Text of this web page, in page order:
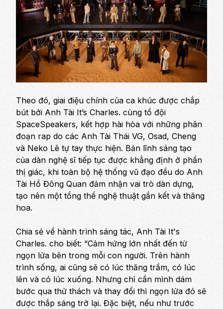
Theo đó, giai điệu chính của ca khúc được chắp
bút bởi Anh Tài It’s Charles. cùng tổ đội
SpaceSpeakers, kết hợp hài hòa với những phân
đoạn rap do các Anh Tài Thái VG, Osad, Cheng
và Neko Lê tự tay thực hiện. Bản lĩnh sáng tạo
của dàn nghệ sĩ tiếp tục được khẳng định ở phần
thị giác, khi toàn bộ hệ thống vũ đạo đều do Anh
Tài Hồ Đông Quan đảm nhận vai trò dàn dựng,
tạo nên một tổng thể nghệ thuật gắn kết và thăng
hoa.
Chia sẻ về hành trình sáng tác, Anh Tài It's
Charles. cho biết: “Cảm hứng lớn nhất đến từ
ngọn lửa bên trong mỗi con người. Trên hành
trình sống, ai cũng sẽ có lúc thăng trầm, có lúc
lên và có lúc xuống. Nhưng chỉ cần mình dám
bước qua thử thách và thay đổi thì ngọn lửa đó sẽ
được thắp sáng trở lại. Đặc biệt, nếu như trước